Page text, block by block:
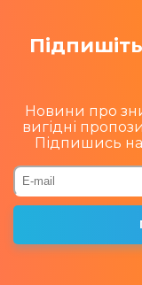
Новини про
вигідні
Підпишись